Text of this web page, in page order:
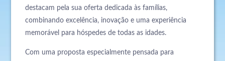
destacam pela sua oferta dedicada às famílias,
combinando excelência, inovação e uma experiência
memorável para hóspedes de todas as idades.
Com uma proposta especialmente pensada para